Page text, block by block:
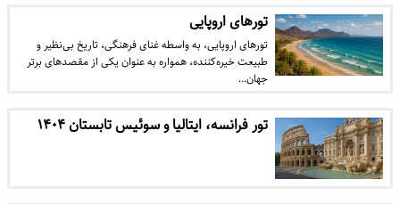
تورهای اروپایی
تورهای اروپایی، به واسطه غنای فرهنگی، تاریخ بی‌نظیر و
طبیعت خیره‌کننده، همواره به عنوان یکی از مقصدهای برتر
جهان…
تور فرانسه، ایتالیا و سوئیس تابستان ۱۴۰۴